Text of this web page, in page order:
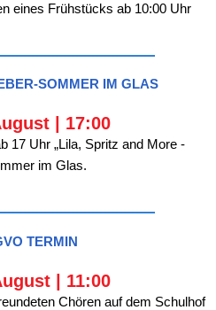
eines Frühstücks ab 10:00 Uhr
SOMMER IM GLAS
| 17:00
17 Uhr „Lila, Spritz and More -
im Glas.
TERMIN
| 11:00
Chören auf dem Schulhof